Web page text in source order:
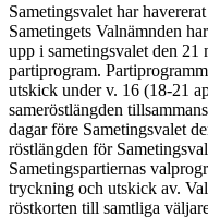
Sametingsvalet har
Sametingets Valnämnden
upp i sametingsvalet den
partiprogram.
utskick under v. 16 (18-21
sameröstlängden
dagar före Sametingsvalet
röstlängden för
Sametingspartiernas
tryckning och utskick av.
röstkorten till samtliga